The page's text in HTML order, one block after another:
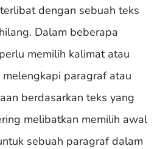
dengan sebuah teks
Dalam beberapa
memilih kalimat atau
paragraf atau
berdasarkan teks yang
melibatkan memilih awal
sebuah paragraf dalam